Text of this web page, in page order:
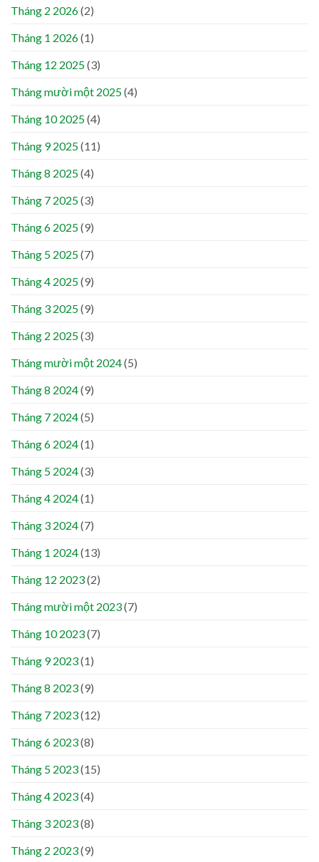
Tháng 2 2026(2)
Tháng 1 2026(1)
Tháng 12 2025(3)
Tháng mười một 2025(4)
Tháng 10 2025(4)
Tháng 9 2025(11)
Tháng 8 2025(4)
Tháng 7 2025(3)
Tháng 6 2025(9)
Tháng 5 2025(7)
Tháng 4 2025(9)
Tháng 3 2025(9)
Tháng 2 2025(3)
Tháng mười một 2024(5)
Tháng 8 2024(9)
Tháng 7 2024(5)
Tháng 6 2024(1)
Tháng 5 2024(3)
Tháng 4 2024(1)
Tháng 3 2024(7)
Tháng 1 2024(13)
Tháng 12 2023(2)
Tháng mười một 2023(7)
Tháng 10 2023(7)
Tháng 9 2023(1)
Tháng 8 2023(9)
Tháng 7 2023(12)
Tháng 6 2023(8)
Tháng 5 2023(15)
Tháng 4 2023(4)
Tháng 3 2023(8)
Tháng 2 2023(9)